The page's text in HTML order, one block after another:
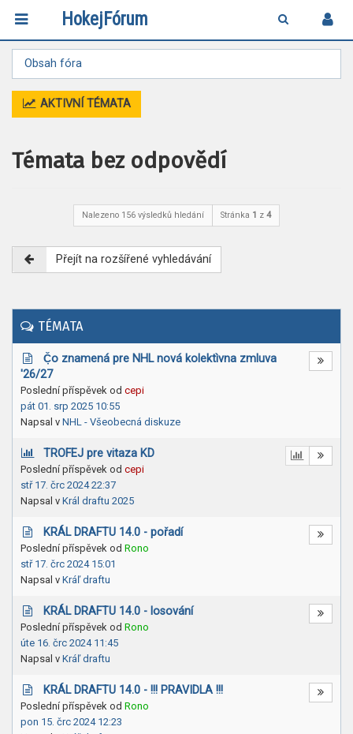
HokejFórum
Obsah fóra
AKTIVNÍ TÉMATA
Témata bez odpovědí
Nalezeno 156 výsledků hledání Stránka 1 z 4
Přejít na rozšířené vyhledávání
TÉMATA
Č̣o znamená pre NHL nová kolektìvna zmluva
'26/27
Poslední příspěvek od cepi
pát 01. srp 2025 10:55
Napsal v NHL - Všeobecná diskuze
TROFEJ pre vitaza KD
Poslední příspěvek od cepi
stř 17. črc 2024 22:37
Napsal v Král draftu 2025
KRÁL DRAFTU 14.0 - pořadí
Poslední příspěvek od Rono
stř 17. črc 2024 15:01
Napsal v Kráľ draftu
KRÁL DRAFTU 14.0 - losování
Poslední příspěvek od Rono
úte 16. črc 2024 11:45
Napsal v Kráľ draftu
KRÁL DRAFTU 14.0 - !!! PRAVIDLA !!!
Poslední příspěvek od Rono
pon 15. črc 2024 12:23